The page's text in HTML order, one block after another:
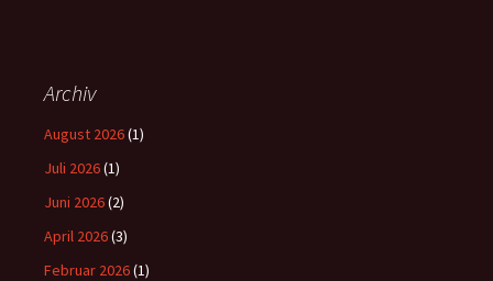
Archiv
August 2026(1)
Juli 2026(1)
Juni 2026(2)
April 2026(3)
Februar 2026(1)